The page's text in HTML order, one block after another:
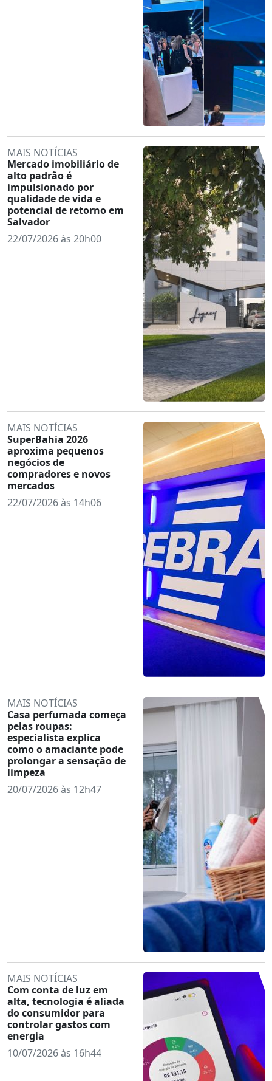
MAIS NOTÍCIAS
Mercado imobiliário de
alto padrão é
impulsionado por
qualidade de vida e
potencial de retorno em
Salvador
22/07/2026 às 20h00
MAIS NOTÍCIAS
SuperBahia 2026
aproxima pequenos
negócios de
compradores e novos
mercados
22/07/2026 às 14h06
MAIS NOTÍCIAS
Casa perfumada começa
pelas roupas:
especialista explica
como o amaciante pode
prolongar a sensação de
limpeza
20/07/2026 às 12h47
MAIS NOTÍCIAS
Com conta de luz em
alta, tecnologia é aliada
do consumidor para
controlar gastos com
energia
10/07/2026 às 16h44